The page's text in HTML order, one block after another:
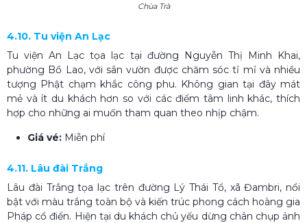
Chùa Trà
4.10. Tu viện An Lạc
Tu viện An Lạc tọa lạc tại đường Nguyễn Thị Minh Khai,
phường Bồ Lao, với sân vườn được chăm sóc tỉ mỉ và nhiều
tượng Phật chạm khắc công phu. Không gian tại đây mát
mẻ và ít du khách hơn so với các điểm tâm linh khác, thích
hợp cho những ai muốn tham quan theo nhịp chậm.
Giá vé: Miễn phí
4.11. Lâu đài Trắng
Lâu đài Trắng tọa lạc trên đường Lý Thái Tổ, xã Đambri, nổi
bật với màu trắng toàn bộ và kiến trúc phong cách hoàng gia
Pháp cổ điển. Hiện tại du khách chủ yếu dừng chân chụp ảnh